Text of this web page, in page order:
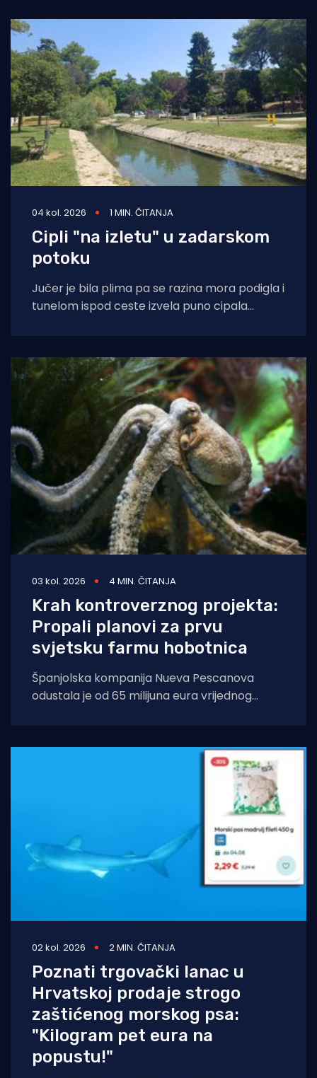
04 kol. 2026 1 MIN. ČITANJA
Cipli "na izletu" u zadarskom
potoku
Jučer je bila plima pa se razina mora podigla i
tunelom ispod ceste izvela puno cipala
03 kol. 2026 4 MIN. ČITANJA
Krah kontroverznog projekta:
Propali planovi za prvu
svjetsku farmu hobotnica
Španjolska kompanija Nueva Pescanova
odustala je od 65 milijuna eura vrijednog
02 kol. 2026 2 MIN. ČITANJA
Poznati trgovački lanac u
Hrvatskoj prodaje strogo
zaštićenog morskog psa:
"Kilogram pet eura na
popustu!"